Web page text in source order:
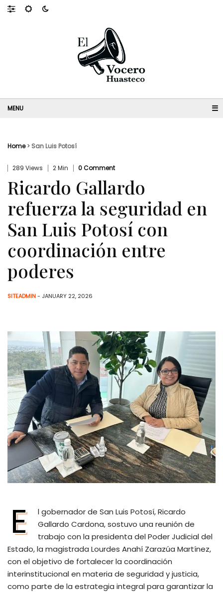
☰
Home> San Luis Potosí
289 Views 2 Min 0 Comment
Ricardo Gallardo
refuerza la seguridad en
San Luis Potosí con
coordinación entre
poderes
SITEADMIN- JANUARY 22, 2026
E
l gobernador de San Luis Potosí, Ricardo
Gallardo Cardona, sostuvo una reunión de
trabajo con la presidenta del Poder Judicial del
Estado, la magistrada Lourdes Anahí Zarazúa Martínez,
con el objetivo de fortalecer la coordinación
interinstitucional en materia de seguridad y justicia,
como parte de la estrategia integral para garantizar la